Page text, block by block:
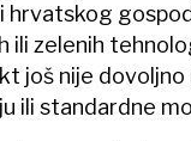
hrvatskog
ili zelenih
još nije dovoljno
ili standardne